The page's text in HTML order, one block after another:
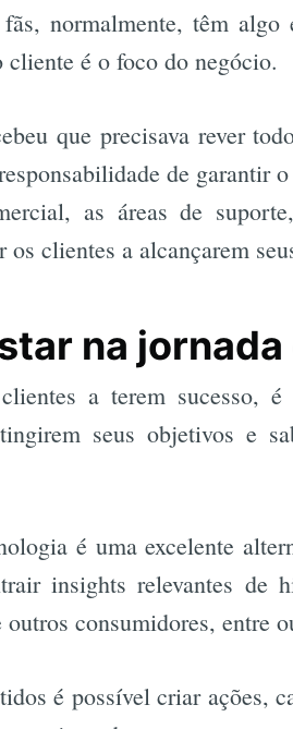
normalmente, têm
é o foco do negócio.
que precisava rever
de garantir
as áreas de
os clientes a alcançarem
na
a terem sucesso,
seus objetivos e
é uma excelente
insights relevantes de
consumidores, entre
é possível criar ações,